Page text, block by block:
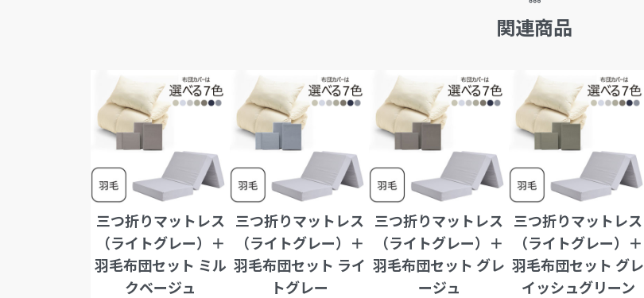
関連商品
三つ折りマットレス
（ライトグレー）＋
羽毛布団セット ミル
クベージュ
三つ折りマットレス
（ライトグレー）＋
羽毛布団セット ライ
トグレー
三つ折りマットレス
（ライトグレー）＋
羽毛布団セット グレ
ージュ
三つ折りマットレス
（ライトグレー）＋
羽毛布団セット グレ
イッシュグリーン